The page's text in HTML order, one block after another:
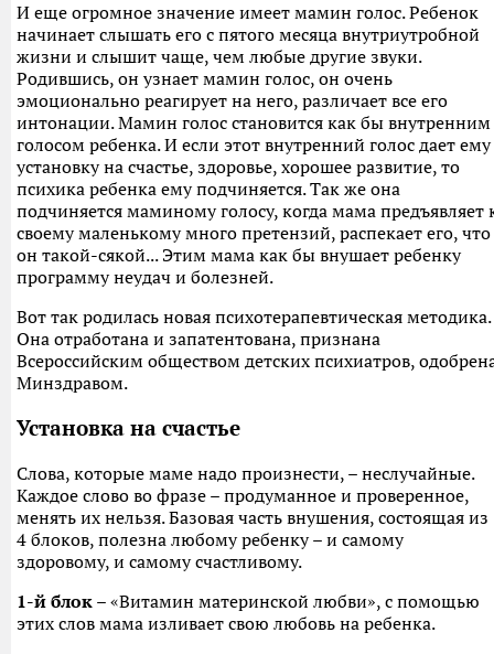
И еще огромное значение имеет мамин голос. Ребенок
начинает слышать его с пятого месяца внутриутробной
жизни и слышит чаще, чем любые другие звуки.
Родившись, он узнает мамин голос, он очень
эмоционально реагирует на него, различает все его
интонации. Мамин голос становится как бы внутренним
голосом ребенка. И если этот внутренний голос дает ему
установку на счастье, здоровье, хорошее развитие, то
психика ребенка ему подчиняется. Так же она
подчиняется маминому голосу, когда мама предъявляет
своему маленькому много претензий, распекает его, что
он такой-сякой... Этим мама как бы внушает ребенку
программу неудач и болезней.
Вот так родилась новая психотерапевтическая методика.
Она отработана и запатентована, признана
Всероссийским обществом детских психиатров,
Минздравом.
Установка на счастье
Слова, которые маме надо произнести, – неслучайные.
Каждое слово во фразе – продуманное и проверенное,
менять их нельзя. Базовая часть внушения, состоящая из
4 блоков, полезна любому ребенку – и самому
здоровому, и самому счастливому.
1-й блок – «Витамин материнской любви», с помощью
этих слов мама изливает свою любовь на ребенка.